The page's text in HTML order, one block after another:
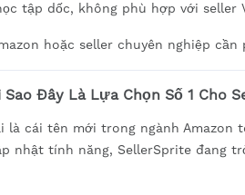
tập dốc, không phù hợp với seller
hoặc seller chuyên nghiệp
Đây Là Lựa Chọn Số 1 Cho
là cái tên mới trong ngành
nhật tính năng, SellerSprite đang